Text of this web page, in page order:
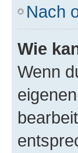
Nach
Wie
Wenn